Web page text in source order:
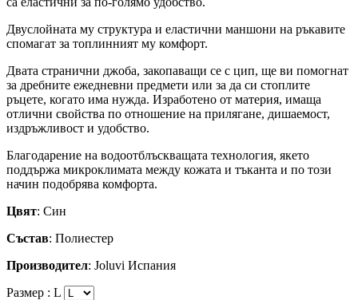
Двуслойната му структура и еластични маншони на ръкавите
спомагат за топлинният му комфорт.
Двата странични джоба, закопаващи се с цип, ще ви помогнат
за дребните ежедневни предмети или за да си стоплите
ръцете, когато има нужда. Изработено от материя, имаща
отлични свойства по отношение на прилягане, дишаемост,
издръжливост и удобство.
Благодарение на водоотблъскващата технология, якето
поддържа микроклимата между кожата и тъканта и по този
начин подобрява комфорта.
Цвят: Син
Състав: Полиестер
Производител: Joluvi Испания
Размер : L